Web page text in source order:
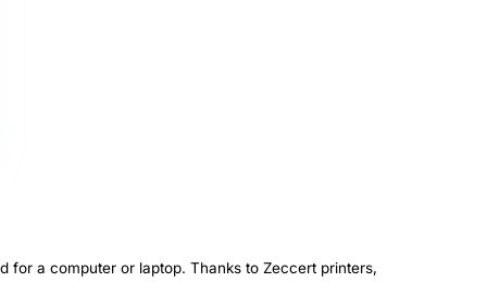
for a computer or laptop. Thanks to Zeccert printers,